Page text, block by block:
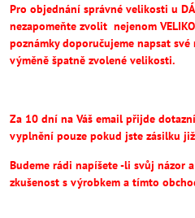
Pro objednání správné velikosti u
nezapomeňte zvolit nejenom
poznámky doporučujeme napsat
výměně špatně zvolené velikosti.
Za 10 dní na Váš email přijde
vyplnění pouze pokud jste zásilku
Budeme rádi napíšete -li svůj názor
zkušenost s výrobkem a tímto